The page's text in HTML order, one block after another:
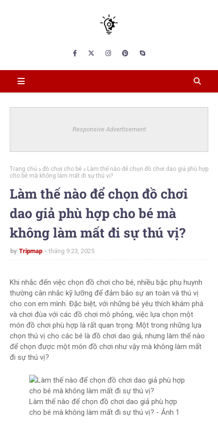
Responsive Advertisement
Trang chủ đồ chơi cho bé
Làm thế nào để chọn đồ chơi dao giả phù hợp
cho bé mà không làm mất đi sự thú vị?
Làm thế nào để chọn đồ chơi
dao giả phù hợp cho bé mà
không làm mất đi sự thú vị?
by Tripmap tháng 9 23, 2025
Khi nhắc đến việc chọn đồ chơi cho bé, nhiều bậc phụ huynh
thường cân nhắc kỹ lưỡng để đảm bảo sự an toàn và thú vị
cho con em mình. Đặc biệt, với những bé yêu thích khám phá
và chơi đùa với các đồ chơi mô phỏng, việc lựa chọn một
món đồ chơi phù hợp là rất quan trọng. Một trong những lựa
chọn thú vị cho các bé là đồ chơi dao giả, nhưng làm thế nào
để chọn được một món đồ chơi như vậy mà không làm mất
đi sự thú vị?
Làm thế nào để chọn đồ chơi dao giả phù hợp
cho bé mà không làm mất đi sự thú vị? - Ảnh 1